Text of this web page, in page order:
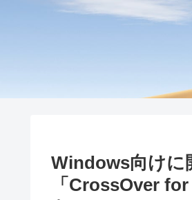
Windows向けに
「CrossOver